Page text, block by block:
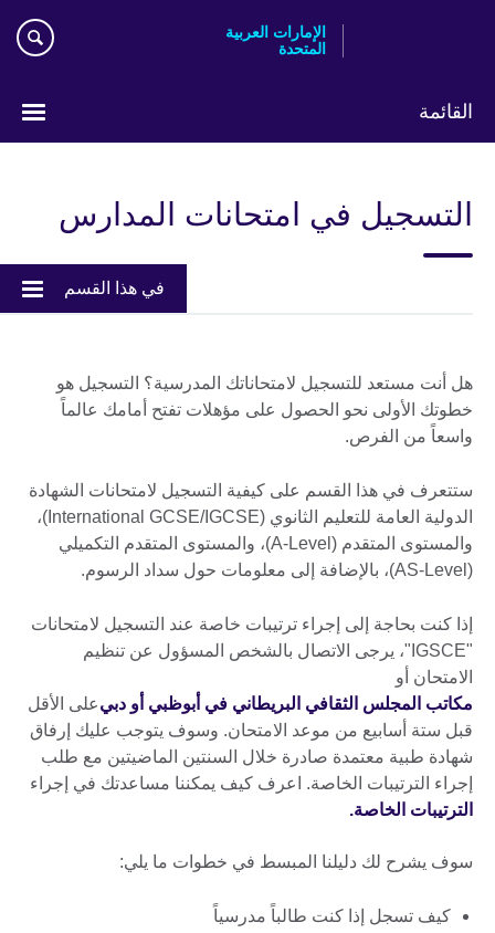
الإمارات العربية
المتحدة
القائمة
التسجيل في امتحانات المدارس
في هذا القسم
هل أنت مستعد للتسجيل لامتحاناتك المدرسية؟ التسجيل هو
خطوتك الأولى نحو الحصول على مؤهلات تفتح أمامك عالماً
واسعاً من الفرص.
ستتعرف في هذا القسم على كيفية التسجيل لامتحانات الشهادة
الدولية العامة للتعليم الثانوي (International GCSE/IGCSE)،
والمستوى المتقدم (A-Level)، والمستوى المتقدم التكميلي
(AS-Level)، بالإضافة إلى معلومات حول سداد الرسوم.
إذا كنت بحاجة إلى إجراء ترتيبات خاصة عند التسجيل لامتحانات
"IGSCE"، يرجى الاتصال بالشخص المسؤول عن تنظيم
الامتحان أو
مكاتب المجلس الثقافي البريطاني في أبوظبي أو دبيعلى الأقل
قبل ستة أسابيع من موعد الامتحان. وسوف يتوجب عليك إرفاق
شهادة طبية معتمدة صادرة خلال السنتين الماضيتين مع طلب
إجراء الترتيبات الخاصة. اعرف كيف يمكننا مساعدتك في إجراء
الترتيبات الخاصة.
سوف يشرح لك دليلنا المبسط في خطوات ما يلي:
كيف تسجل إذا كنت طالباً مدرسياً